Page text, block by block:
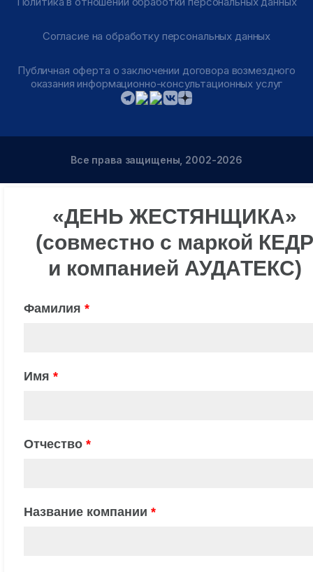
Согласие на обработку персональных данных
Публичная оферта о заключении договора возмездного
оказания информационно-консультационных услуг
Все права защищены, 2002-2026